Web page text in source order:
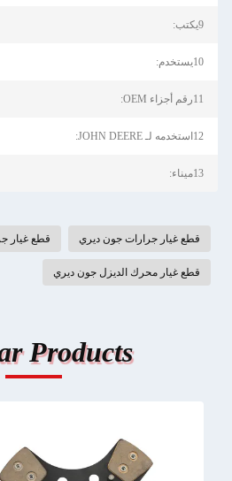
9يكتب:
10يستخدم:
11رقم أجزاء OEM:
12استخدمه لـ JOHN DEERE:
13ميناء:
قطع غيار جرارات جون ديري قطع غيار
قطع غيار محرك الديزل جون ديري
Products